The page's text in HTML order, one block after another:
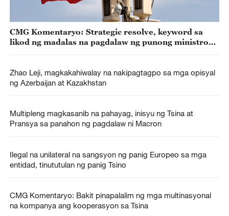
CMG Komentaryo: Strategic resolve, keyword sa
likod ng madalas na pagdalaw ng punong ministro
Zhao Leji, magkakahiwalay na nakipagtagpo sa mga opisyal
ng Azerbaijan at Kazakhstan
Multipleng magkasanib na pahayag, inisyu ng Tsina at
Pransya sa panahon ng pagdalaw ni Macron
Ilegal na unilateral na sangsyon ng panig Europeo sa mga
entidad, tinututulan ng panig Tsino
CMG Komentaryo: Bakit pinapalalim ng mga multinasyonal
na kompanya ang kooperasyon sa Tsina